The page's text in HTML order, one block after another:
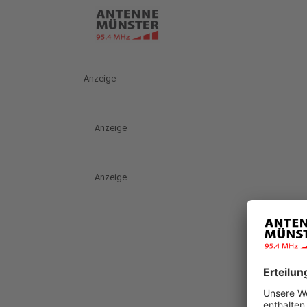
Anzeige
Anzeige
Anzeige